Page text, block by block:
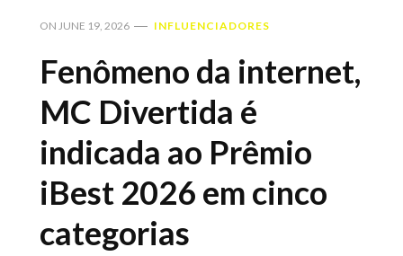
ON JUNE 19, 2026 INFLUENCIADORES
Fenômeno da internet,
MC Divertida é
indicada ao Prêmio
iBest 2026 em cinco
categorias